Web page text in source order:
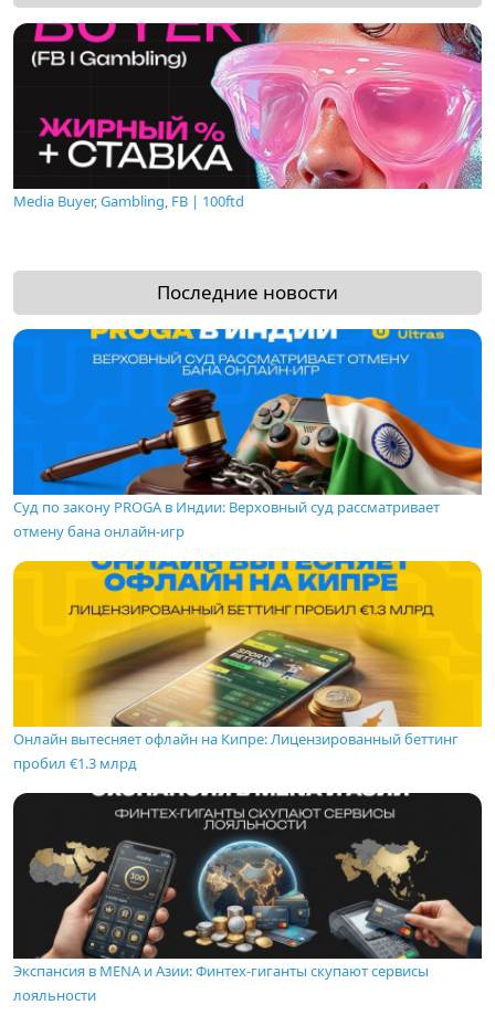
Media Buyer, Gambling, FB | 100ftd
Последние новости
Суд по закону PROGA в Индии: Верховный суд рассматривает
отмену бана онлайн-игр
Онлайн вытесняет офлайн на Кипре: Лицензированный беттинг
пробил €1.3 млрд
Экспансия в MENA и Азии: Финтех-гиганты скупают сервисы
лояльности